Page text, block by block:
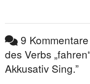
9
des Verbs
Akkusativ Sing.”